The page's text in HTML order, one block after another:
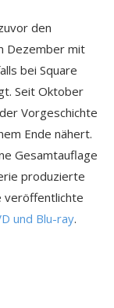
den
Dezember mit
bei Square
Seit Oktober
Vorgeschichte
Ende nähert.
Gesamtauflage
produzierte
veröffentlichte
und Blu-ray.